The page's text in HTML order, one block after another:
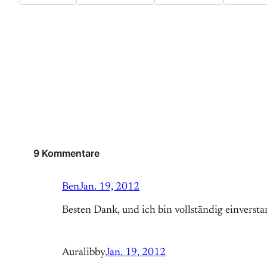
9 Kommentare
BenJan. 19, 2012
Besten Dank, und ich bin vollständig
AuralibbyJan. 19, 2012